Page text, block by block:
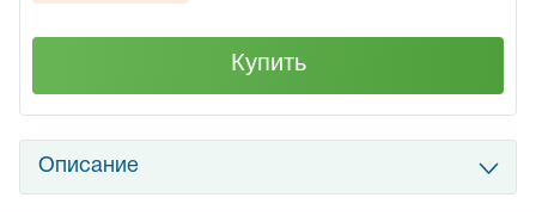
Купить
Описание